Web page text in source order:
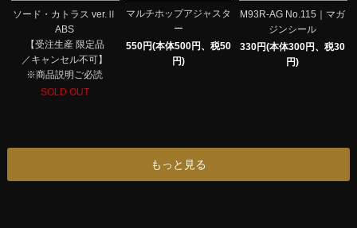
ソード・カトラス ver.Ⅱ
ABS
【受注生産 限定品
／キャンセル不可】
※商品説明ご必読
SOLD OUT
マルチホップアジャスタ
ー
550円(本体500円、税50
円)
M93R-AG No.115｜マガ
ジンシール
330円(本体300円、税30
円)
もっと見る